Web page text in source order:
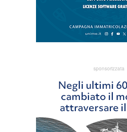
sponsorizzata